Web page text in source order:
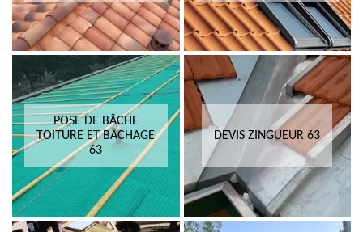
POSE DE BÂCHE
TOITURE ET BÂCHAGE
63
DEVIS ZINGUEUR 63